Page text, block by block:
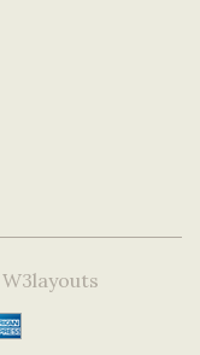
W3layouts